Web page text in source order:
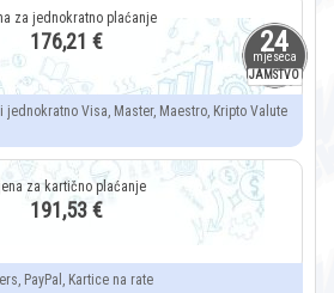
24
mjeseca
JAMSTVO
176,21 €
jednokratno Visa, Master, Maestro, Kripto Valute
191,53 €
PayPal, Kartice na rate